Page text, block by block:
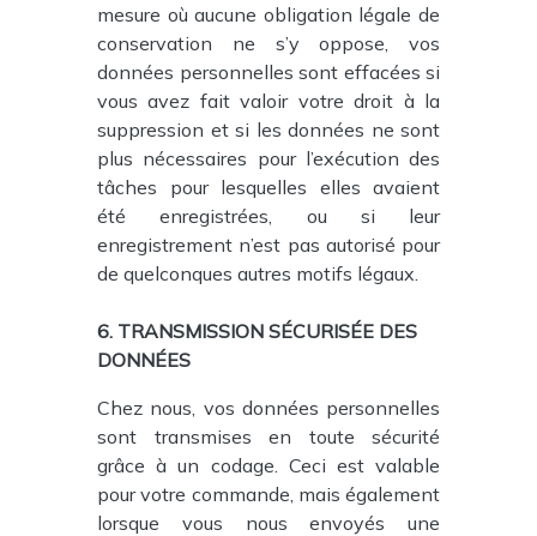
mesure où aucune obligation légale de
conservation ne s’y oppose, vos
données personnelles sont effacées si
vous avez fait valoir votre droit à la
suppression et si les données ne sont
plus nécessaires pour l’exécution des
tâches pour lesquelles elles avaient
été enregistrées, ou si leur
enregistrement n’est pas autorisé pour
de quelconques autres motifs légaux.
6. TRANSMISSION SÉCURISÉE DES
DONNÉES
Chez nous, vos données personnelles
sont transmises en toute sécurité
grâce à un codage. Ceci est valable
pour votre commande, mais également
lorsque vous nous envoyés une